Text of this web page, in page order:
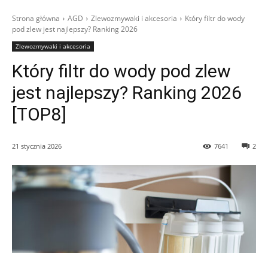
Strona główna AGD Zlewozmywaki i akcesoria
Który filtr do wody
pod zlew jest najlepszy? Ranking 2026
Zlewozmywaki i akcesoria
Który filtr do wody pod zlew
jest najlepszy? Ranking 2026
[TOP8]
21 stycznia 2026 2
7641